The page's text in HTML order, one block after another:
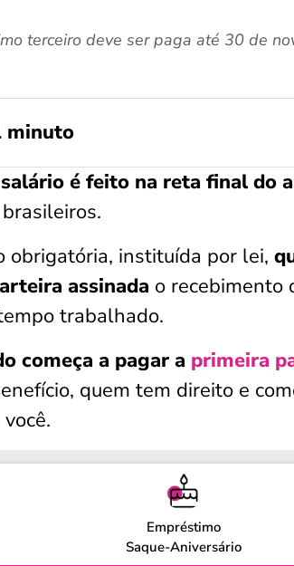
terceiro deve ser paga até 30 de
minuto
salário é feito na reta final do
obrigatória, instituída por lei,
assinada o recebimento
trabalhado.
começa a pagar a primeira
quem tem direito e
Empréstimo
Saque-Aniversário